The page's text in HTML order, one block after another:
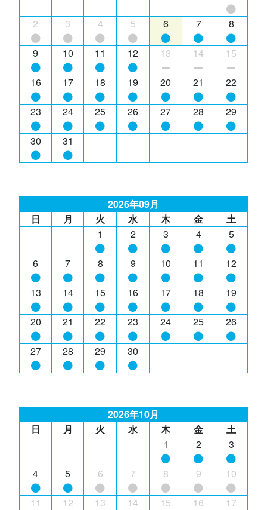
2 3 4 5 6 7 8
9 10 11 12 13 14 15
16 17 18 19 20 21 22
23 24 25 26 27 28 29
30 31
2026年09月
日
月 火 水 木 金
土
1
2 3 4 5
6 7 8 9 10 11 12
13 14 15 16 17 18 19
20 21 22 23 24 25 26
27 28 29 30
2026年10月
日
月 火 水 木 金
土
1
2 3
4 5 6 7 8 9 10
11 12 13 14 15 16 17